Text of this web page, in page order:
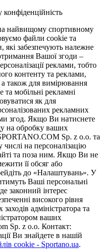
найвищому спортивному
файли cookie та
які забезпечують належне
Вашої згоди –
реклами, тобто
контенту та реклами,
також для вимірювання
та мобільні рекламні
як для
рекламних
згод. Якщо Ви натиснете
на обробку ваших
Sp. z o.o. та
на персоналізацію
та поза ним. Якщо Ви не
її обсяг або
до «Налаштувань». У
Ваші персональні
законний інтерес
високого рівня
адміністратора та
ваших
Sp. z o.o. Контакт:
Ви знайдете в нашій
cookie - Sportano.ua.